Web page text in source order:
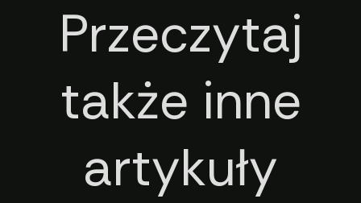
Przeczytaj
także inne
artykuły